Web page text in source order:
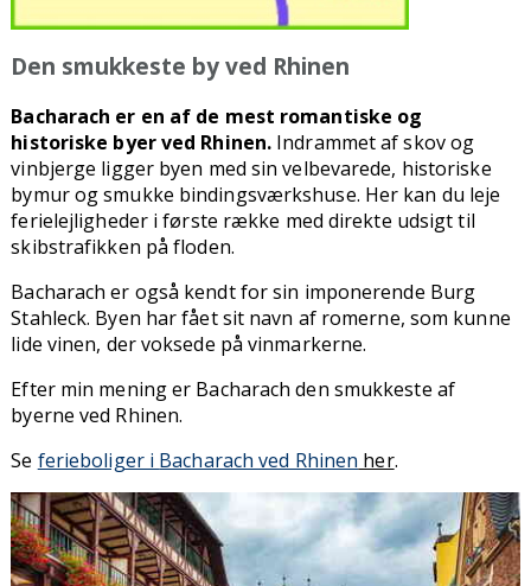
Den smukkeste by ved Rhinen
Bacharach er en af de mest romantiske og
historiske byer ved Rhinen. Indrammet af skov og
vinbjerge ligger byen med sin velbevarede, historiske
bymur og smukke bindingsværkshuse. Her kan du leje
ferielejligheder i første række med direkte udsigt til
skibstrafikken på floden.
Bacharach er også kendt for sin imponerende Burg
Stahleck. Byen har fået sit navn af romerne, som kunne
lide vinen, der voksede på vinmarkerne.
Efter min mening er Bacharach den smukkeste af
byerne ved Rhinen.
Se ferieboliger i Bacharach ved Rhinen her.